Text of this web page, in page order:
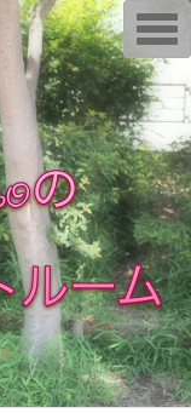
T
o
g
g
l
e
n
a
v
i
g
a
t
i
o
n